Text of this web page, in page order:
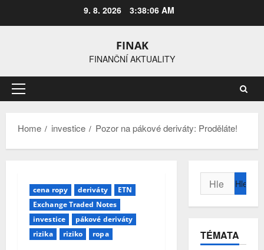
content
9. 8. 2026 3:38:06 AM
FINAK
FINANČNÍ AKTUALITY
Primary
Home
investice Pozor na pákové deriváty: Proděláte!
cena ropy deriváty
ETN
Exchange Traded Notes
investice
pákové deriváty
rizika
riziko ropa
Vyhledávání
TÉMATA